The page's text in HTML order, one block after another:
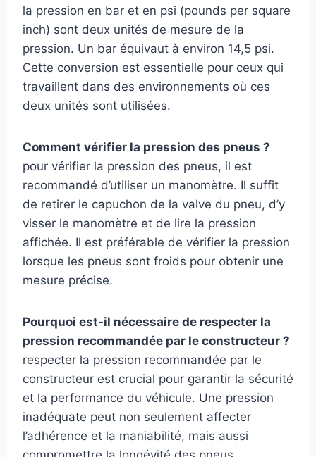
la pression en bar et en psi (pounds per square
inch) sont deux unités de mesure de la
pression. Un bar équivaut à environ 14,5 psi.
Cette conversion est essentielle pour ceux qui
travaillent dans des environnements où ces
deux unités sont utilisées.
Comment vérifier la pression des pneus ?
pour vérifier la pression des pneus, il est
recommandé d’utiliser un manomètre. Il suffit
de retirer le capuchon de la valve du pneu, d’y
visser le manomètre et de lire la pression
affichée. Il est préférable de vérifier la pression
lorsque les pneus sont froids pour obtenir une
mesure précise.
Pourquoi est-il nécessaire de respecter la
pression recommandée par le constructeur ?
respecter la pression recommandée par le
constructeur est crucial pour garantir la sécurité
et la performance du véhicule. Une pression
inadéquate peut non seulement affecter
l’adhérence et la maniabilité, mais aussi